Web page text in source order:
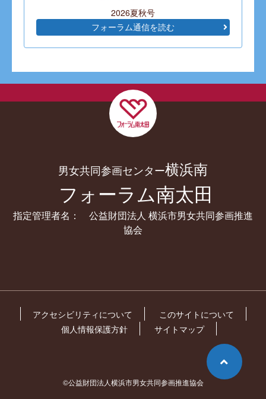
2026夏秋号
フォーラム通信を読む
男女共同参画センター横浜南
フォーラム南太田
指定管理者名： 公益財団法人 横浜市男女共同参画推進
協会
アクセシビリティについて
このサイトについて
個人情報保護方針
サイトマップ
©公益財団法人横浜市男女共同参画推進協会